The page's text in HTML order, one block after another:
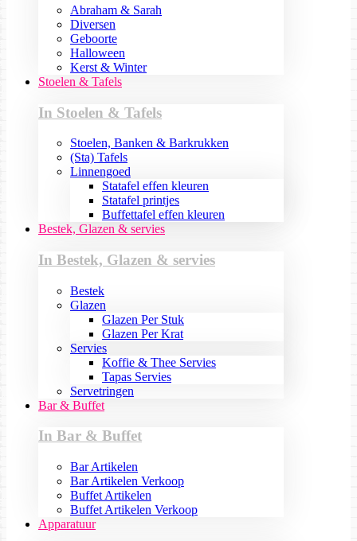
Abraham & Sarah
Diversen
Geboorte
Halloween
Kerst & Winter
Stoelen & Tafels
In Stoelen & Tafels
Stoelen, Banken & Barkrukken
(Sta) Tafels
Linnengoed
Statafel effen kleuren
Statafel printjes
Buffettafel effen kleuren
Bestek, Glazen & servies
In Bestek, Glazen & servies
Bestek
Glazen
Glazen Per Stuk
Glazen Per Krat
Servies
Koffie & Thee Servies
Tapas Servies
Servetringen
Bar & Buffet
In Bar & Buffet
Bar Artikelen
Bar Artikelen Verkoop
Buffet Artikelen
Buffet Artikelen Verkoop
Apparatuur